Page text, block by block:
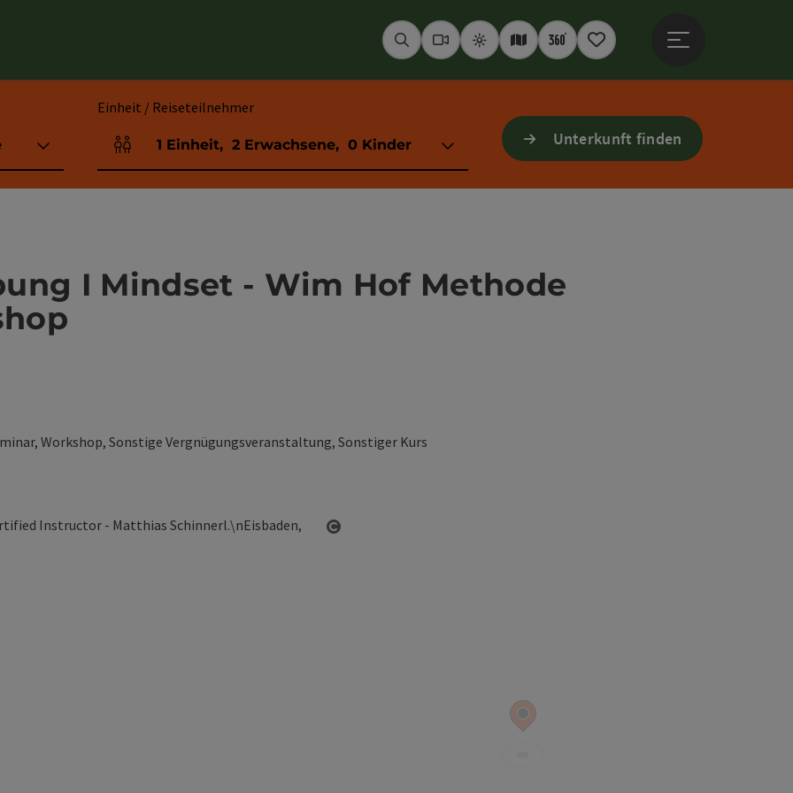
SuchenWebcams
WetterInteraktive Karte
360° Panoramen
Merkzettel
Einheit / Reiseteilnehmer
Einheitenanzahl und Personenfelder
1 Einheit, 2 Erwachsene, 0 Kinder Unterkunft finden
I Mindset - Wim Hof Methode
Workshop, Sonstige Vergnügungsveranstaltung, Sonstiger Kurs